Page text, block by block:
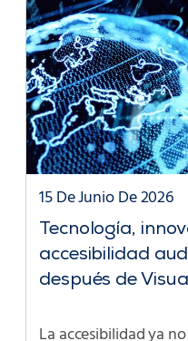
Tecnología,
accesibilidad
después de
15 De Junio De 2026
La accesibilidad ya